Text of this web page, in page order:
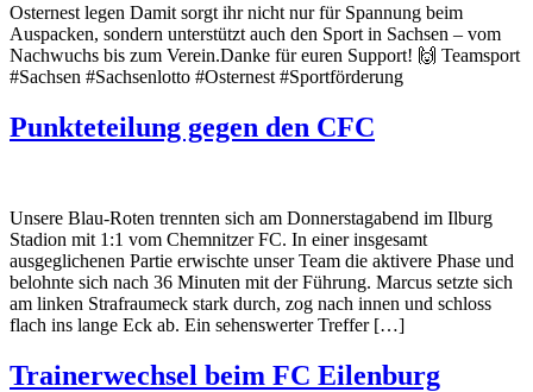
Osternest legen Damit sorgt ihr nicht nur für Spannung beim
Auspacken, sondern unterstützt auch den Sport in Sachsen – vom
Nachwuchs bis zum Verein.Danke für euren Support! 🙌 Teamsport
#Sachsen #Sachsenlotto #Osternest #Sportförderung
Punkteteilung gegen den CFC
Unsere Blau-Roten trennten sich am Donnerstagabend im Ilburg
Stadion mit 1:1 vom Chemnitzer FC. In einer insgesamt
ausgeglichenen Partie erwischte unser Team die aktivere Phase und
belohnte sich nach 36 Minuten mit der Führung. Marcus setzte sich
am linken Strafraumeck stark durch, zog nach innen und schloss
flach ins lange Eck ab. Ein sehenswerter Treffer […]
Trainerwechsel beim FC Eilenburg